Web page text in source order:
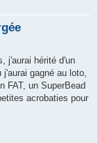
j'aurai hérité d'un
j'aurai gagné au loto,
FAT, un SuperBead
acrobaties pour